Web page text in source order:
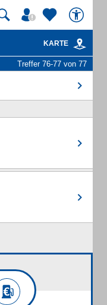
KARTE
Treffer 76-77 von 77